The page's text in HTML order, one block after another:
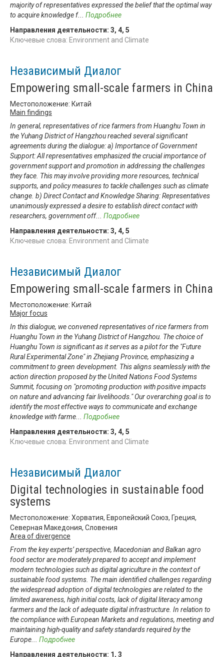
majority of representatives expressed the belief that the optimal way
to acquire knowledge f... Подробнее
Направления деятельности: 3, 4, 5
Ключевые слова: Environment and Climate
Независимый Диалог
Empowering small-scale farmers in China
Местоположение: Китай
Main findings
In general, representatives of rice farmers from Huanghu Town in
the Yuhang District of Hangzhou reached several significant
agreements during the dialogue: a) Importance of Government
Support: All representatives emphasized the crucial importance of
government support and promotion in addressing the challenges
they face. This may involve providing more resources, technical
supports, and policy measures to tackle challenges such as climate
change. b) Direct Contact and Knowledge Sharing: Representatives
unanimously expressed a desire to establish direct contact with
researchers, government off... Подробнее
Направления деятельности: 3, 4, 5
Ключевые слова: Environment and Climate
Независимый Диалог
Empowering small-scale farmers in China
Местоположение: Китай
Major focus
In this dialogue, we convened representatives of rice farmers from
Huanghu Town in the Yuhang District of Hangzhou. The choice of
Huanghu Town is significant as it serves as a pilot for the "Future
Rural Experimental Zone" in Zhejiang Province, emphasizing a
commitment to green development. This aligns seamlessly with the
action direction proposed by the United Nations Food Systems
Summit, focusing on "promoting production with positive impacts
on nature and advancing fair livelihoods." Our overarching goal is to
identify the most effective ways to communicate and exchange
knowledge with farme
Подробнее
Направления деятельности: 3, 4, 5
Ключевые слова: Environment and Climate
Независимый Диалог
Digital technologies in sustainable food
systems
Местоположение: Хорватия, Европейский Союз, Греция,
Северная Македония, Словения
Area of divergence
From the key experts’ perspective, Macedonian and Balkan agro
food sector are moderately prepared to accept and implement
modern technologies such as digital agriculture in the context of
sustainable food systems. The main identified challenges regarding
the widespread adoption of digital technologies are related to the
limited awareness, high initial costs, lack of digital literacy among
farmers and the lack of adequate digital infrastructure. In relation to
the compliance with European Markets and regulations, meeting and
maintaining high-quality and safety standards required by the
Europe
Подробнее
Направления деятельности: 1 , 3